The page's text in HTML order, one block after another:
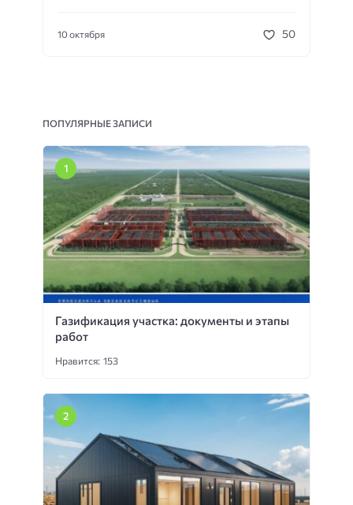
10 октября 50
ПОПУЛЯРНЫЕ ЗАПИСИ
Газификация участка: документы и этапы
работ
Нравится: 153